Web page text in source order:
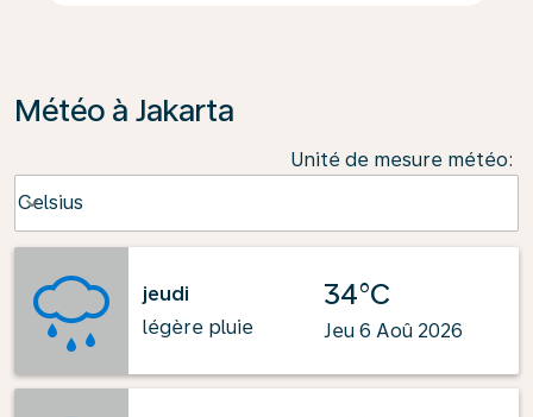
Météo à Jakarta
Unité de mesure météo:
Celsius
keyboard_arrow_down
jeudi
légère pluie
34°C
Jeu 6 Aoû 2026